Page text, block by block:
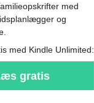
med
og
med Kindle Unlimited:
gratis